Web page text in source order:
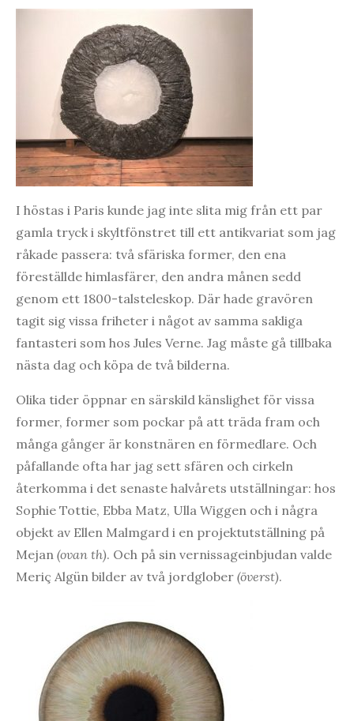
I höstas i Paris kunde jag inte slita mig från ett par
gamla tryck i skyltfönstret till ett antikvariat som jag
råkade passera: två sfäriska former, den ena
föreställde himlasfärer, den andra månen sedd
genom ett 1800-talsteleskop. Där hade gravören
tagit sig vissa friheter i något av samma sakliga
fantasteri som hos Jules Verne. Jag måste gå tillbaka
nästa dag och köpa de två bilderna.
Olika tider öppnar en särskild känslighet för vissa
former, former som pockar på att träda fram och
många gånger är konstnären en förmedlare. Och
påfallande ofta har jag sett sfären och cirkeln
återkomma i det senaste halvårets utställningar: hos
Sophie Tottie, Ebba Matz, Ulla Wiggen och i några
objekt av Ellen Malmgard i en projektutställning på
Mejan (ovan th). Och på sin vernissageinbjudan valde
Meriç Algün bilder av två jordglober (överst).